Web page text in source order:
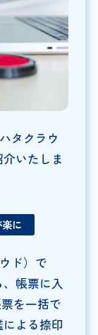
タクラウ
いたしま
に
ド）で
帳票に入
を一括で
よる捺印